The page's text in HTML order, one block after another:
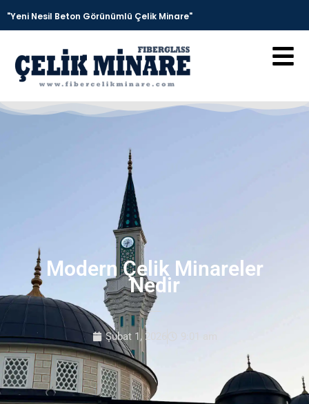
"Yeni Nesil Beton Görünümlü Çelik Minare"
Modern Çelik Minareler
Nedir
Şubat 1, 2026